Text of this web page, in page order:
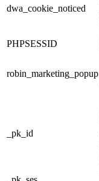
dwa_cookie_noticed
PHPSESSID
robin_marketing_popup
_pk_id